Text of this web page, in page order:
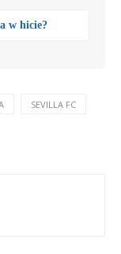
w hicie?
SEVILLA FC